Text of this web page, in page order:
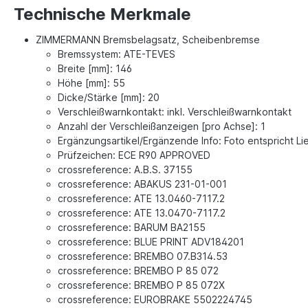
Technische Merkmale
ZIMMERMANN Bremsbelagsatz, Scheibenbremse
Bremssystem: ATE-TEVES
Breite [mm]: 146
Höhe [mm]: 55
Dicke/Stärke [mm]: 20
Verschleißwarnkontakt: inkl. Verschleißwarnkontakt
Anzahl der Verschleißanzeigen [pro Achse]: 1
Ergänzungsartikel/Ergänzende Info: Foto entspricht
Prüfzeichen: ECE R90 APPROVED
crossreference: A.B.S. 37155
crossreference: ABAKUS 231-01-001
crossreference: ATE 13.0460-7117.2
crossreference: ATE 13.0470-7117.2
crossreference: BARUM BA2155
crossreference: BLUE PRINT ADV184201
crossreference: BREMBO 07.B314.53
crossreference: BREMBO P 85 072
crossreference: BREMBO P 85 072X
crossreference: EUROBRAKE 5502224745